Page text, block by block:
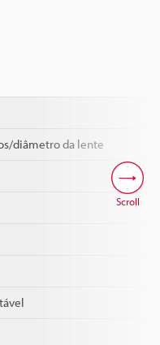
diâmetro da lente
Scroll